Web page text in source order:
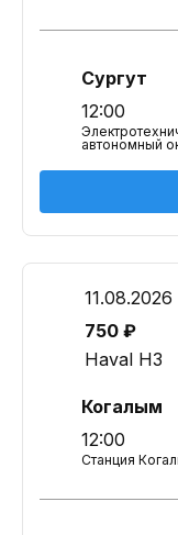
Сургут
12:00
автономный
11.08.2026
750 ₽
Haval H3
Когалым
12:00
Станция